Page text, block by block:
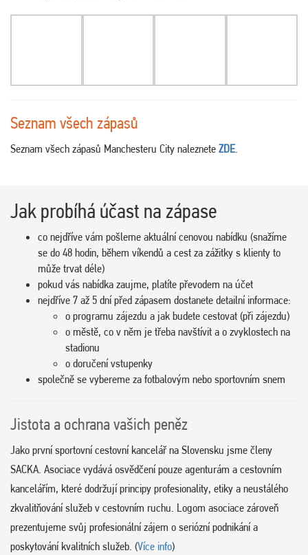
Seznam všech zápasů
Seznam všech zápasů Manchesteru City naleznete ZDE.
Jak probíhá účast na zápase
co nejdříve vám pošleme aktuální cenovou nabídku (snažíme
se do 48 hodin, během víkendů a cest za zážitky s klienty to
může trvat déle)
pokud vás nabídka zaujme, platíte převodem na účet
nejdříve 7 až 5 dní před zápasem dostanete detailní informace:
o programu zájezdu a jak budete cestovat (při zájezdu)
o městě, co v něm je třeba navštívit a o zvyklostech na
stadionu
o doručení vstupenky
společně se vybereme za fotbalovým nebo sportovním snem
Jistota a ochrana vašich peněz
Jako první sportovní cestovní kancelář na Slovensku jsme členy
SACKA. Asociace vydává osvědčení pouze agenturám a cestovním
kancelářím, které dodržují principy profesionality, etiky a neustálého
zkvalitňování služeb v cestovním ruchu. Logom asociace zároveň
prezentujeme svůj profesionální zájem o seriózní podnikání a
poskytování kvalitních služeb. (Více info)